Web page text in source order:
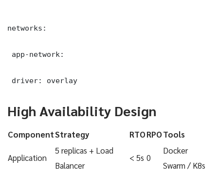
networks:
app-network:
driver: overlay
High Availability Design
ComponentStrategy RTORPOTools
Application
5 replicas + Load
Balancer
< 5s 0
Docker
Swarm / K8s